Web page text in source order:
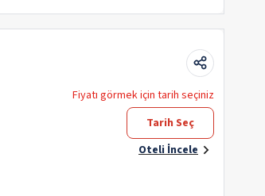
Fiyatı görmek için tarih seçiniz
Tarih Seç
Oteli İncele